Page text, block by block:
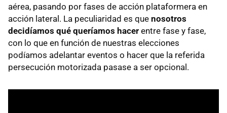
aérea, pasando por fases de acción plataformera en
acción lateral. La peculiaridad es que nosotros
decidíamos qué queríamos hacer entre fase y fase,
con lo que en función de nuestras elecciones
podíamos adelantar eventos o hacer que la referida
persecución motorizada pasase a ser opcional.